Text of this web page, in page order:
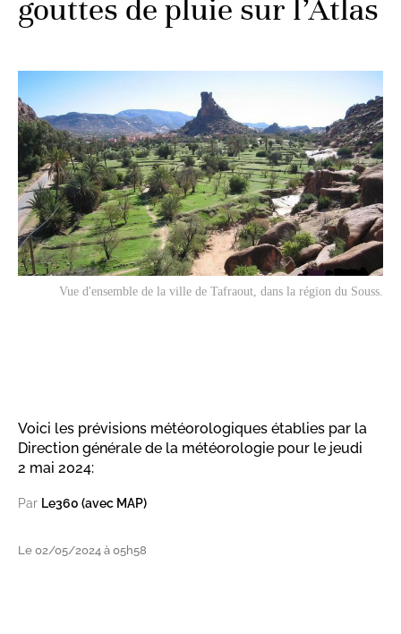
gouttes de pluie sur l’Atlas
Vue d'ensemble de la ville de Tafraout, dans la région du Souss.
Voici les prévisions météorologiques établies par la
Direction générale de la météorologie pour le jeudi
2 mai 2024:
Par Le360 (avec MAP)
Le 02/05/2024 à 05h58